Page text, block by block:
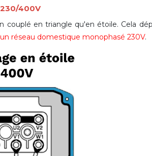
400V
couplé en triangle qu'en étoile. Cela
réseau domestique monophasé 230V.